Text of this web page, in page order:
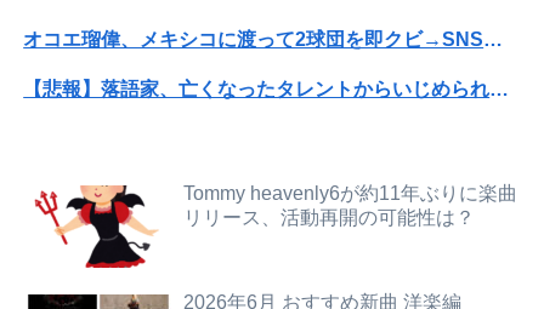
【竜王戦】柵木幹太五段が先勝
嫁の浮気発覚から再構築を続けて8ヶ月、愛しさと憎しみが交互に押し寄せてる。もう一回俺に恋させてあげたい。
ナマポ無職「お前ら全員ぶっ殺しに行ってやる」電話でナマポの打ち切り伝えられ市職員を脅す
オコエ瑠偉、メキシコに渡って2球団を即クビ→SNS更新が3ヶ月間止まって消息不明に
【悲報】落語家、亡くなったタレントからいじめられた過去を告白する…
【画像】X女子「ガチでこういう彼氏欲しくて息できん」 2000万バズ
【悲報】Mrs. GREEN APPLE、マジで逝くwwwwww
Tommy heavenly6が約11年ぶりに楽曲
リリース、活動再開の可能性は？
2026年6月 おすすめ新曲 洋楽編